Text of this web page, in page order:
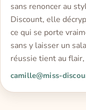
sans renoncer au
Discount, elle
ce qui se porte
sans y laisser un
réussie tient au
camille@miss-